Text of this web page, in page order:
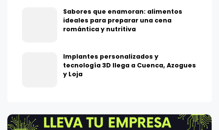
Sabores que enamoran: alimentos
ideales para preparar una cena
romántica y nutritiva
Implantes personalizados y
tecnología 3D llega a Cuenca, Azogues
y Loja